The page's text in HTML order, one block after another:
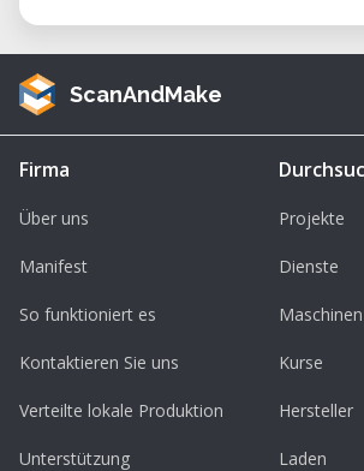
ScanAndMake
Firma
Über uns
Manifest
So funktioniert es
Kontaktieren Sie uns
Verteilte lokale Produktion
Unterstützung
Projekte
Dienste
Maschinen
Kurse
Hersteller
Laden